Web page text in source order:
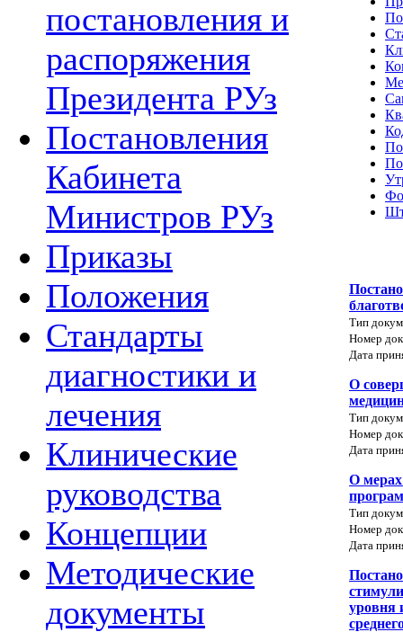
постановления и
распоряжения
Президента РУз
Постановления
Кабинета
Министров РУз
Приказы
Положения
Стандарты
диагностики и
лечения
Клинические
руководства
Концепции
Методические
документы
Тип
Номер
Дата
О
Тип
Номер
Дата
О мерах
Тип
Номер
Дата
уровня